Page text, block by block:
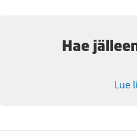
Hae
Lue